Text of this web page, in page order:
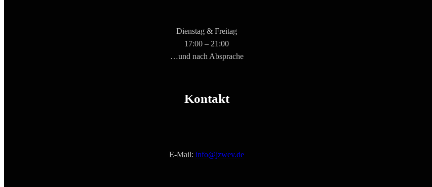
Dienstag & Freitag
17:00 – 21:00
…und nach Absprache
Kontakt
E-Mail: info@jzwev.de